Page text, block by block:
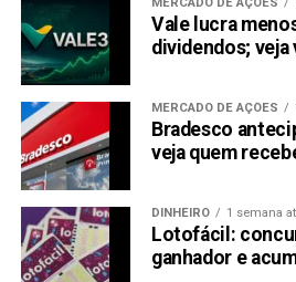
As informações são da Agência
Compartilhar:
Copy
Link
WhatsApp
Twitter
TÓPICOS RELACIONADOS:
PRÓXIMA:
Rendimento da poupança hoje
NÃO PERCA:
Vale lucra
dividendos; veja
MERCADO DE AÇÕES
Bradesco
veja quem
DINHEIRO 1 semana
Lotofácil:
ganhador e